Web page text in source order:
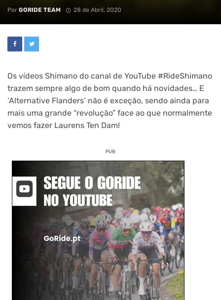
Por GORIDE TEAM 28 de Abril, 2020
Os vídeos Shimano do canal de YouTube #RideShimano
trazem sempre algo de bom quando há novidades… E
‘Alternative Flanders’ não é exceção, sendo ainda para
mais uma grande “revolução” face ao que normalmente
vemos fazer Laurens Ten Dam!
PUB